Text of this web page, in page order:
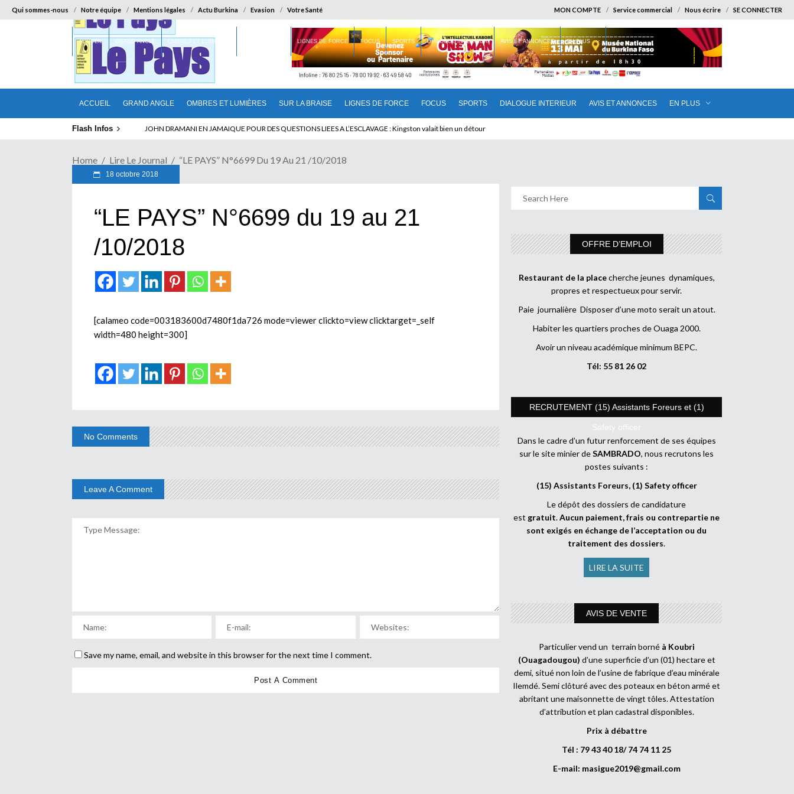
Qui sommes-nous Notre équipe Mentions légales Actu Burkina Evasion Votre Santé MON COMPTE Service commercial Nous écrire SE CONNECTER
ACCUEIL GRAND ANGLE OMBRES ET LUMIÈRES SUR LA BRAISE LIGNES DE FORCE FOCUS SPORTS DIALOGUE INTERIEUR AVIS ET ANNONCES EN PLUS
ACCUEIL GRAND ANGLE OMBRES ET LUMIÈRES LIGNES DE FORCE FOCUS SPORTS DIALOGUE INTERIEUR AVIS ET ANNONCES EN PLUS
Flash Infos ELECTION DE TALON A LA TETE DU SENAT BENINOIS : Quand Patrice quitte le pouvoir sans partir !
Home Lire Le Journal “LE PAYS” N°6699 Du 19 Au 21 /10/2018
18 octobre 2018
“LE PAYS” N°6699 du 19 au 21
/10/2018
[calameo code=003183600d7480f1da726 mode=viewer clickto=view clicktarget=_self
width=480 height=300]
No Comments
Leave A Comment
Save my name, email, and website in this browser for the next time I comment.
OFFRE D’EMPLOI
Restaurant de la placecherche jeunes dynamiques,
propres et respectueux pour servir.
Paie journalière Disposer d’une moto serait un atout.
Habiter les quartiers proches de Ouaga 2000.
Avoir un niveau académique minimum BEPC.
Tél: 55 81 26 02
RECRUTEMENT (15) Assistants Foreurs et (1)
Safety officer
Dans le cadre d’un futur renforcement de ses équipes
sur le site minier deSAMBRADO, nous recrutons les
postes suivants :
(15) Assistants Foreurs, (1) Safety officer
Le dépôt des dossiers de candidature
est gratuit.Aucun paiement, frais ou contrepartie ne
sont exigés en échange de l’acceptation ou du
traitement des dossiers.
LIRE LA SUITE
AVIS DE VENTE
Particulier vend un terrain borné à Koubri
(Ouagadougou) d’une superficie d’un (01) hectare et
demi, situé non loin de l’usine de fabrique d’eau minérale
Ilemdé. Semi clôturé avec des poteaux en béton armé et
abritant une maisonnette de vingt tôles. Attestation
d’attribution et plan cadastral disponibles.
Prix à débattre
Tél : 79 43 40 18/ 74 74 11 25
E-mail: masigue2019@gmail.com